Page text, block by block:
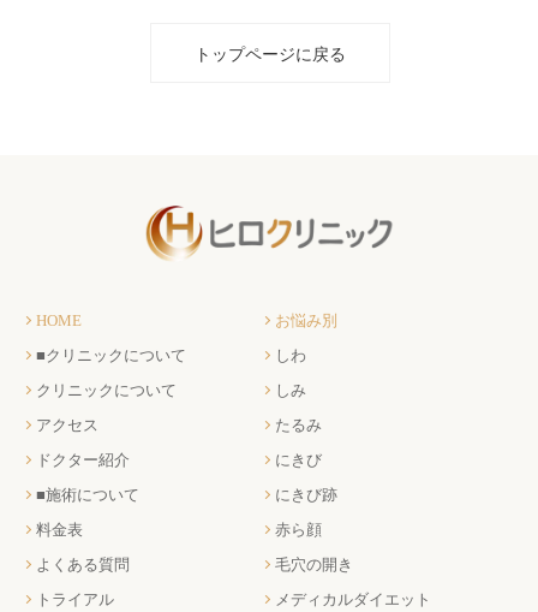
トップページに戻る
HOME
■クリニックについて
クリニックについて
アクセス
ドクター紹介
■施術について
料金表
よくある質問
トライアル
お悩み別
しわ
しみ
たるみ
にきび
にきび跡
赤ら顔
毛穴の開き
メディカルダイエット